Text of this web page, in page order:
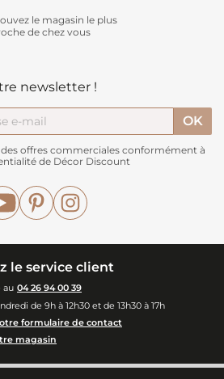
le magasin le plus
de chez vous
newsletter !
offres commerciales conformément à
de Décor Discount
YouTubePinterest
le service client
au 04 26 94 00 39
de 9h à 12h30 et de 13h30 à 17h
formulaire de contact
magasin